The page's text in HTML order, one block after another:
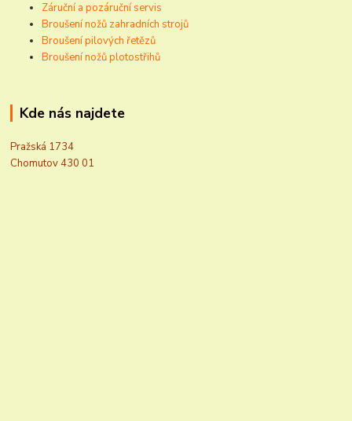
Záruční a pozáruční servis
Broušení nožů zahradních strojů
Broušení pilových řetězů
Broušení nožů plotostřihů
Kde nás najdete
Pražská 1734
Chomutov 430 01